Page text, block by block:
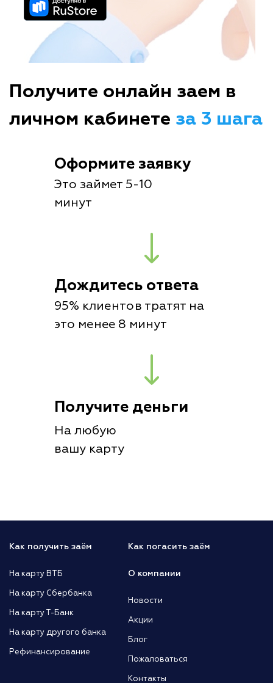
Получите онлайн заем в
личном кабинете за 3 шага
Оформите заявку
Это займет 5-10
минут
Дождитесь ответа
95% клиентов тратят на
это менее 8 минут
Получите деньги
На любую
вашу карту
Как получить заём
На карту ВТБ
На карту Сбербанка
На карту Т-Банк
На карту другого банка
Рефинансирование
Как погасить заём
О компании
Новости
Акции
Блог
Пожаловаться
Контакты